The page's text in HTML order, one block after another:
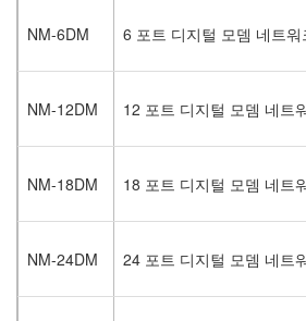
NM-6DM 6 포트 디지털 모뎀 네트워
NM-12DM 12 포트 디지털 모뎀 네트
NM-18DM 18 포트 디지털 모뎀 네트
NM-24DM 24 포트 디지털 모뎀 네트